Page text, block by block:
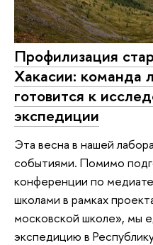
Профилизация
Хакасии: команда
готовится к
экспедиции
Эта весна в нашей
событиями. Помимо
конференции по
школами в рамках
московской школе», мы
экспедицию в